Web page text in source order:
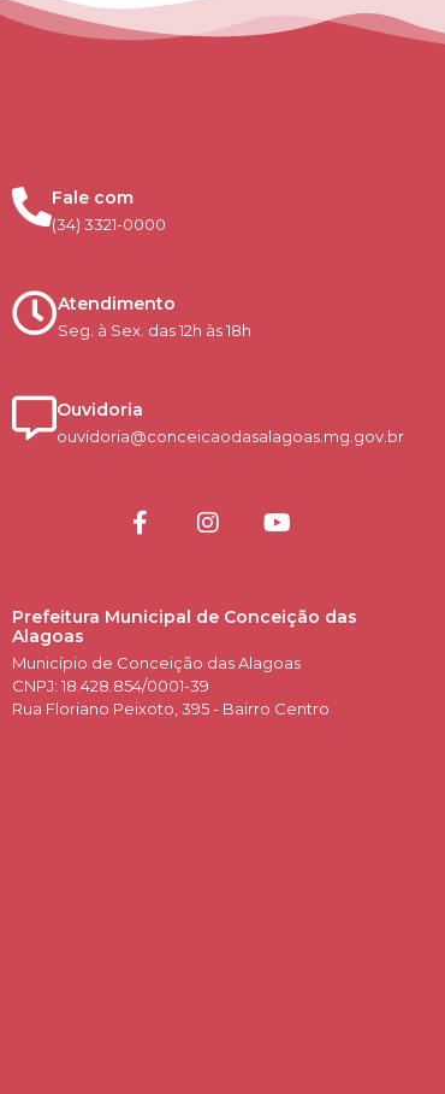
Fale com
(34) 3321-0000
Atendimento
Seg. à Sex. das 12h às 18h
Ouvidoria
ouvidoria@conceicaodasalagoas.mg.gov.br
Prefeitura Municipal de Conceição das
Alagoas
Município de Conceição das Alagoas
CNPJ: 18.428.854/0001-39
Rua Floriano Peixoto, 395 - Bairro Centro